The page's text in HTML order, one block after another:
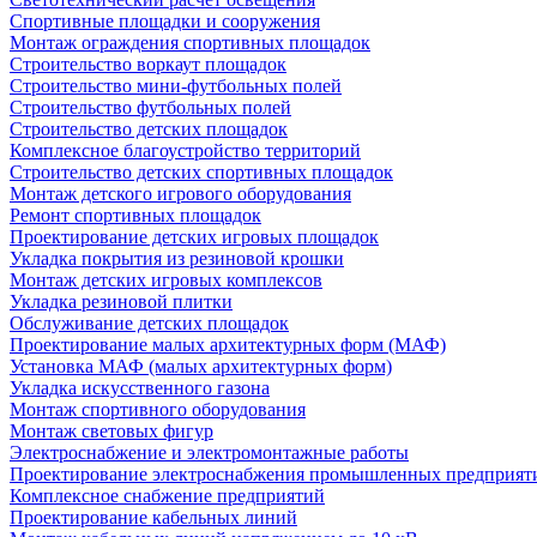
Спортивные площадки и сооружения
Монтаж ограждения спортивных площадок
Строительство воркаут площадок
Строительство мини-футбольных полей
Строительство футбольных полей
Строительство детских площадок
Комплексное благоустройство территорий
Строительство детских спортивных площадок
Монтаж детского игрового оборудования
Ремонт спортивных площадок
Проектирование детских игровых площадок
Укладка покрытия из резиновой крошки
Монтаж детских игровых комплексов
Укладка резиновой плитки
Обслуживание детских площадок
Проектирование малых архитектурных форм (МАФ)
Установка МАФ (малых архитектурных форм)
Укладка искусственного газона
Монтаж спортивного оборудования
Монтаж световых фигур
Электроснабжение и электромонтажные работы
Проектирование электроснабжения промышленных
Комплексное снабжение предприятий
Проектирование кабельных линий